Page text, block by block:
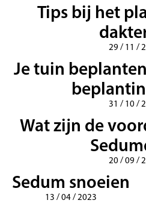
Tips bij het
29 / 11 /
Je tuin
31 / 10 /
Wat zijn de
20 / 09 /
Sedum snoeien
13 / 04 / 2023